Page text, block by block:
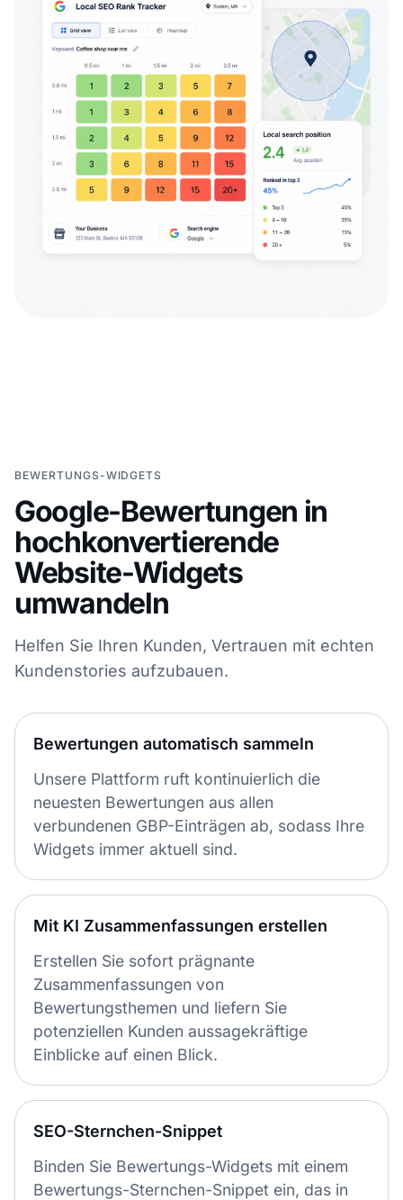
BEWERTUNGS-WIDGETS
Google-Bewertungen in
hochkonvertierende
Website-Widgets
umwandeln
Helfen Sie Ihren Kunden, Vertrauen mit echten
Kundenstories aufzubauen.
Bewertungen automatisch sammeln
Unsere Plattform ruft kontinuierlich die
neuesten Bewertungen aus allen
verbundenen GBP-Einträgen ab, sodass Ihre
Widgets immer aktuell sind.
Mit KI Zusammenfassungen erstellen
Erstellen Sie sofort prägnante
Zusammenfassungen von
Bewertungsthemen und liefern Sie
potenziellen Kunden aussagekräftige
Einblicke auf einen Blick.
SEO-Sternchen-Snippet
Binden Sie Bewertungs-Widgets mit einem
Bewertungs-Sternchen-Snippet ein, das in